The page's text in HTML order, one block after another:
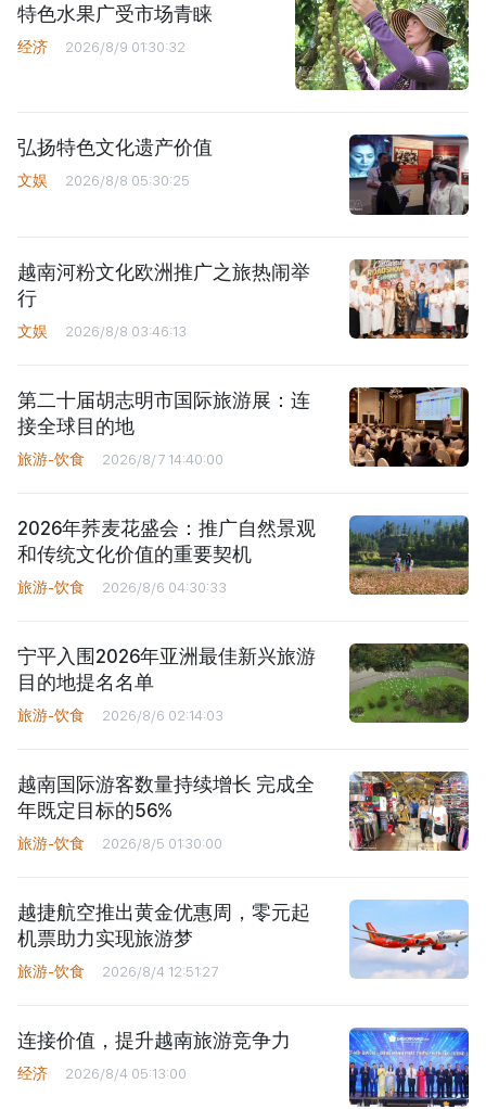
特色水果广受市场青睐
经济 2026/8/9 01:30:32
弘扬特色文化遗产价值
文娱 2026/8/8 05:30:25
越南河粉文化欧洲推广之旅热闹举
行
文娱 2026/8/8 03:46:13
第二十届胡志明市国际旅游展：连
接全球目的地
旅游-饮食 2026/8/7 14:40:00
2026年荞麦花盛会：推广自然景观
和传统文化价值的重要契机
旅游-饮食 2026/8/6 04:30:33
宁平入围2026年亚洲最佳新兴旅游
目的地提名名单
旅游-饮食 2026/8/6 02:14:03
越南国际游客数量持续增长 完成全
年既定目标的56%
旅游-饮食 2026/8/5 01:30:00
越捷航空推出黄金优惠周，零元起
机票助力实现旅游梦
旅游-饮食 2026/8/4 12:51:27
连接价值，提升越南旅游竞争力
经济 2026/8/4 05:13:00